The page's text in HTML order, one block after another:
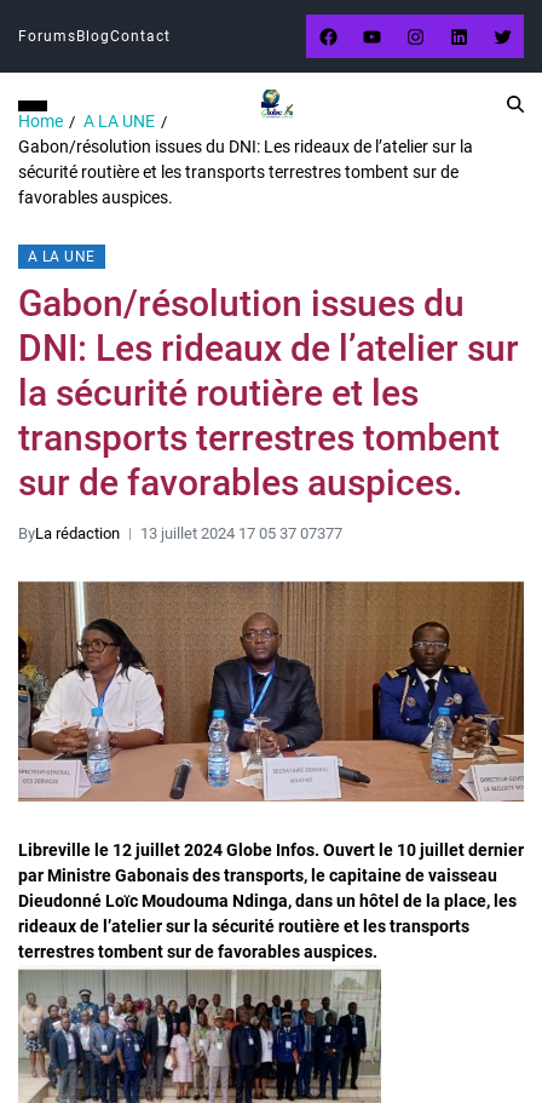
Forums BlogContact
Home
A LA UNE
Gabon/résolution issues du DNI: Les rideaux de l’atelier sur la
sécurité routière et les transports terrestres tombent sur de
favorables auspices.
A LA UNE
Gabon/résolution issues du
DNI: Les rideaux de l’atelier sur
la sécurité routière et les
transports terrestres tombent
sur de favorables auspices.
ByLa rédaction 13 juillet 2024 17 05 37 07377
Libreville le 12 juillet 2024 Globe Infos. Ouvert le 10 juillet dernier
par Ministre Gabonais des transports, le capitaine de vaisseau
Dieudonné Loïc Moudouma Ndinga, dans un hôtel de la place, les
rideaux de l’atelier sur la sécurité routière et les transports
terrestres tombent sur de favorables auspices.